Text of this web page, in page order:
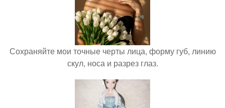
Сохраняйте мои точные черты лица, форму губ, линию
скул, носа и разрез глаз.